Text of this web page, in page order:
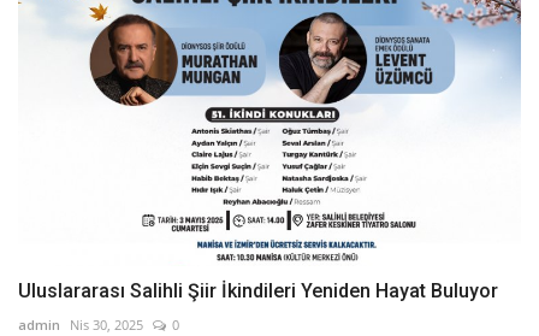
Uluslararası Salihli Şiir İkindileri Yeniden Hayat Buluyor
admin Nis 30, 2025 0